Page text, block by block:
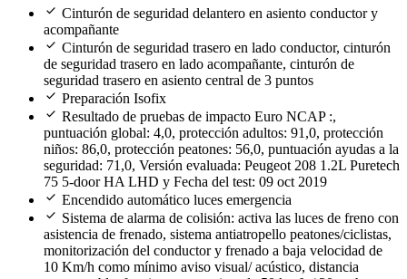
check Cinturón de seguridad delantero en asiento conductor y
acompañante
check Cinturón de seguridad trasero en lado conductor, cinturón
de seguridad trasero en lado acompañante, cinturón de
seguridad trasero en asiento central de 3 puntos
check Preparación Isofix
check Resultado de pruebas de impacto Euro NCAP :,
puntuación global: 4,0, protección adultos: 91,0, protección
niños: 86,0, protección peatones: 56,0, puntuación ayudas a la
seguridad: 71,0, Versión evaluada: Peugeot 208 1.2L Puretech
75 5-door HA LHD y Fecha del test: 09 oct 2019
check Encendido automático luces emergencia
check Sistema de alarma de colisión: activa las luces de freno con
asistencia de frenado, sistema antiatropello peatones/ciclistas,
monitorización del conductor y frenado a baja velocidad de
10 Km/h como mínimo aviso visual/ acústico, distancia